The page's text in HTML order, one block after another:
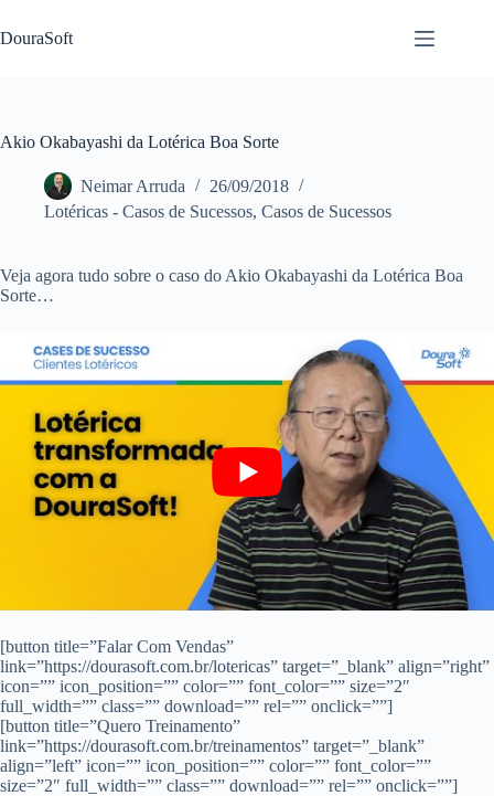
para
o
DouraSoft
Akio Okabayashi da Lotérica Boa Sorte
Neimar Arruda
26/09/2018
Lotéricas - Casos de Sucessos, Casos de Sucessos
Veja agora tudo sobre o caso do Akio Okabayashi da Lotérica Boa
Sorte…
[button title=”Falar Com Vendas”
link=”https://dourasoft.com.br/lotericas” target=”_blank” align=”right”
icon=”” icon_position=”” color=”” font_color=”” size=”2″
full_width=”” class=”” download=”” rel=”” onclick=””]
[button title=”Quero Treinamento”
link=”https://dourasoft.com.br/treinamentos” target=”_blank”
align=”left” icon=”” icon_position=”” color=”” font_color=””
size=”2″ full_width=”” class=”” download=”” rel=”” onclick=””]